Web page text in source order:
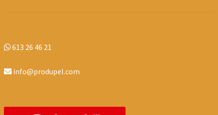
613 26 46 21
info@produpel.com